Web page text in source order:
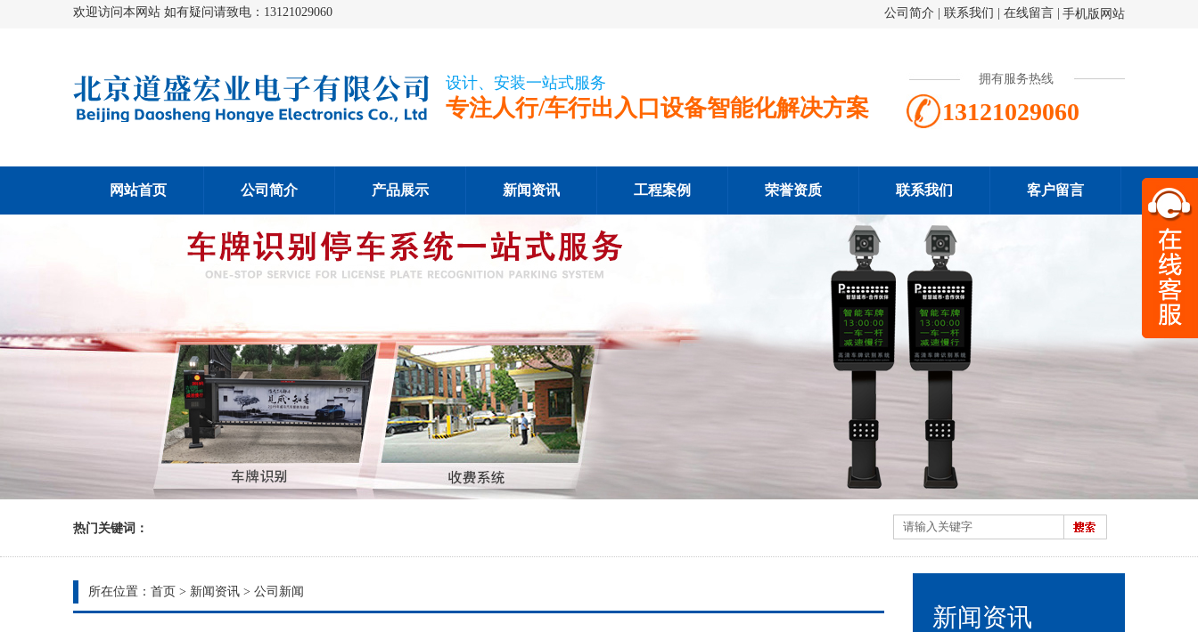
欢迎访问本网站 如有疑问请致电：13121029060 手机版网站
公司简介 联系我们 在线留言
设计、安装一站式服务
专注人行/车行出入口设备智能化解决方案
拥有服务热线
13121029060
网站首页 公司简介 产品展示 新闻资讯 工程案例 荣誉资质 联系我们 客户留言
热门关键词：
所在位置： 首页 > 新闻资讯 > 公司新闻
新闻资讯
扫一